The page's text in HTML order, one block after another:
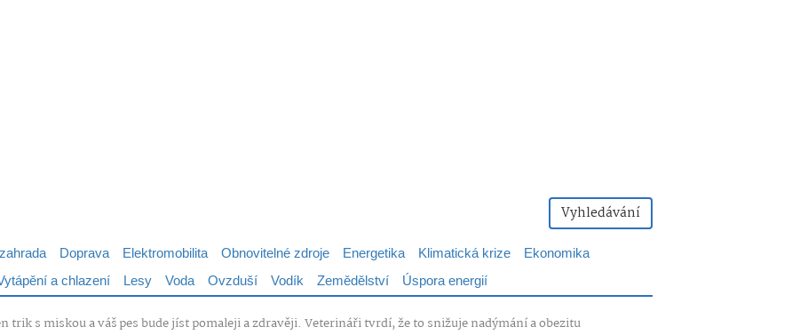
Vyhledávání
Doprava Elektromobilita Obnovitelné zdroje Energetika Klimatická krize
Ekonomika
a chlazení Lesy Voda Ovzduší Vodík Zemědělství Úspora energií
trik s miskou a váš pes bude jíst pomaleji a zdravěji. Veterináři tvrdí, že to snižuje nadýmání a obezitu